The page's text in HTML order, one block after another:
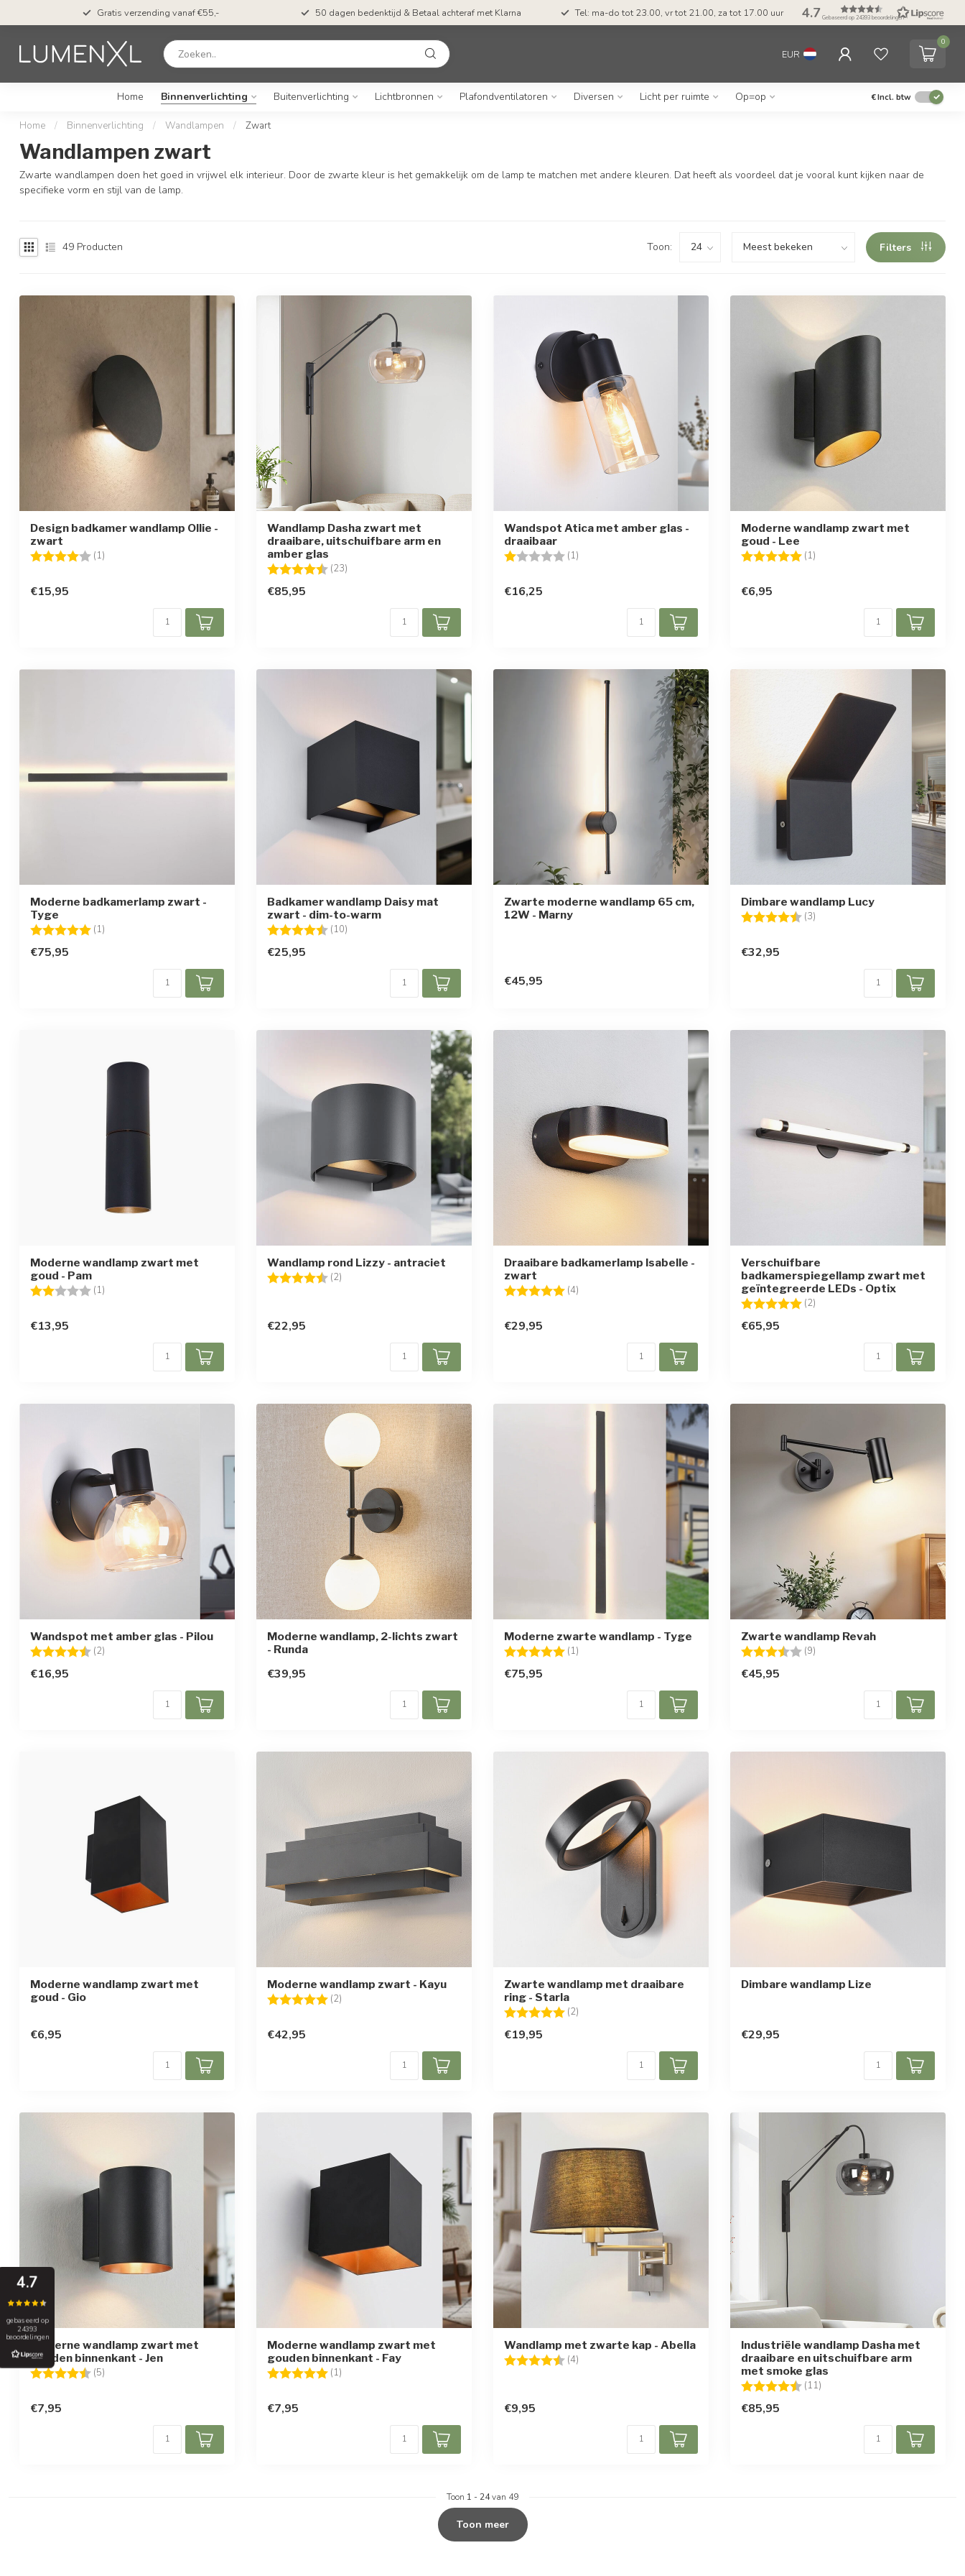
Gratis verzending vanaf €55,- 50 dagen bedenktijd & Betaal achteraf met Klarna Tel: ma-do tot 23.00, vr tot 21.00, za tot 17.00 uur 4.7 Gebaseerd op 24393 beoordelingen
EUR
0
Home Binnenverlichting Buitenverlichting Lichtbronnen Plafondventilatoren Diversen Licht per ruimte Op=op €Incl. btw
Home / Binnenverlichting / Wandlampen / Zwart
Wandlampen zwart
Zwarte wandlampen doen het goed in vrijwel elk interieur. Door de zwarte kleur is het gemakkelijk om de lamp te matchen met andere kleuren. Dat heeft als voordeel dat je vooral kunt kijken naar de
specifieke vorm en stijl van de lamp.
49 Producten Toon: Filters
Design badkamer wandlamp Ollie -
zwart
Beoordeling: (1)
€15,95
Wandlamp Dasha zwart met
draaibare, uitschuifbare arm en
amber glas
Beoordeling: (23)
€85,95
Wandspot Atica met amber glas -
draaibaar
Beoordeling: (1)
€16,25
Moderne wandlamp zwart met
goud - Lee
Beoordeling: (1)
€6,95
Moderne badkamerlamp zwart -
Tyge
Beoordeling: (1)
€75,95
Badkamer wandlamp Daisy mat
zwart - dim-to-warm
Beoordeling: (10)
€25,95
Zwarte moderne wandlamp 65 cm,
12W - Marny
€45,95
Dimbare wandlamp Lucy
Beoordeling: (3)
€32,95
Moderne wandlamp zwart met
goud - Pam
Beoordeling: (1)
€13,95
Wandlamp rond Lizzy - antraciet
Beoordeling: (2)
€22,95
Draaibare badkamerlamp Isabelle -
zwart
Beoordeling: (4)
€29,95
Verschuifbare
badkamerspiegellamp zwart met
geïntegreerde LEDs - Optix
Beoordeling: (2)
€65,95
Wandspot met amber glas - Pilou
Beoordeling: (2)
€16,95
Moderne wandlamp, 2-lichts zwart
- Runda
€39,95
Moderne zwarte wandlamp - Tyge
Beoordeling: (1)
€75,95
Zwarte wandlamp Revah
Beoordeling: (9)
€45,95
Moderne wandlamp zwart met
goud - Gio
€6,95
Moderne wandlamp zwart - Kayu
Beoordeling: (2)
€42,95
Zwarte wandlamp met draaibare
ring - Starla
Beoordeling: (2)
€19,95
Dimbare wandlamp Lize
€29,95
Moderne wandlamp zwart met
gouden binnenkant - Jen
Beoordeling: (5)
€7,95
Moderne wandlamp zwart met
gouden binnenkant - Fay
Beoordeling: (1)
€7,95
Wandlamp met zwarte kap - Abella
Beoordeling: (4)
€9,95
Industriële wandlamp Dasha met
draaibare en uitschuifbare arm
met smoke glas
Beoordeling: (11)
€85,95
Toon 1 - 24van 49
Toon meer
4.7
gebaseerd op
24393
beoordelingen